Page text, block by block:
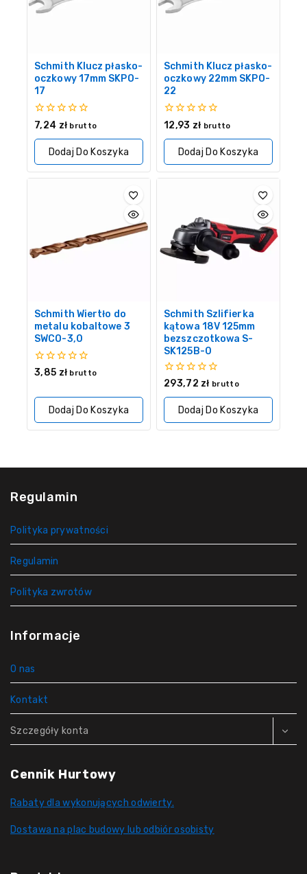
Schmith Klucz płasko-
oczkowy 17mm SKPO-
17
0
5
7,24 zł brutto
Dodaj Do Koszyka
Schmith Klucz płasko-
oczkowy 22mm SKPO-
22
0
5
12,93 zł brutto
Dodaj Do Koszyka
Schmith Wiertło do
metalu kobaltowe 3
SWCO-3,0
0
3,85 zł brutto
Dodaj Do Koszyka
Schmith Szlifierka
kątowa 18V 125mm
bezszczotkowa S-
SK125B-0
0
5
293,72 zł brutto
Dodaj Do Koszyka
Regulamin
Polityka prywatności
Regulamin
Polityka zwrotów
Informacje
O nas
Kontakt
Szczegóły konta
Cennik Hurtowy
Rabaty dla wykonujących odwierty.
Dostawa na plac budowy lub odbiór osobisty